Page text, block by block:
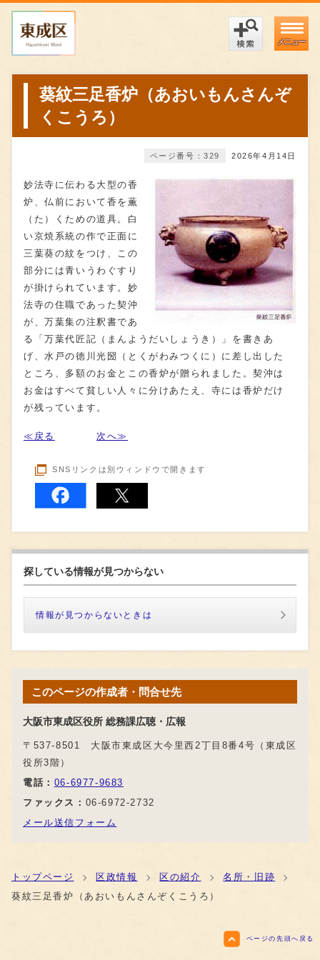
メニュー
葵紋三足香炉（あおいもんさんぞ
くこうろ）
2026年4月14日
ページ番号：329
妙法寺に伝わる大型の香
炉、仏前において香を薫
（た）くための道具。白
い京焼系統の作で正面に
三葉葵の紋をつけ、この
部分には青いうわぐすり
が掛けられています。妙
法寺の住職であった契沖
が、万葉集の注釈書であ
る「万葉代匠記（まんようだいしょうき）」を書きあ
げ、水戸の徳川光圀（とくがわみつくに）に差し出した
ところ、多額のお金とこの香炉が贈られました。契沖は
お金はすべて貧しい人々に分けあたえ、寺には香炉だけ
が残っています。
≪戻る 次へ≫
SNSリンクは別ウィンドウで開きます
探している情報が見つからない
情報が見つからないときは
このページの作成者・問合せ先
大阪市東成区役所 総務課広聴・広報
〒537-8501 大阪市東成区大今里西2丁目8番4号（東成区
役所3階）
電話： 06-6977-9683
ファックス： 06-6972-2732
メール送信フォーム
トップページ 区政情報 区の紹介
名所・旧跡
葵紋三足香炉（あおいもんさんぞくこうろ）
ページの先頭へ戻る